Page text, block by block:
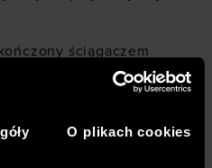
O plikach cookies
ściągaczem
logo Under Armour
4Way Stretch
się we wszystkich